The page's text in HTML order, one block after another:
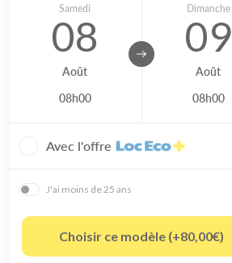
Samedi
08
Août
08h00
Dimanche
09
Août
08h00
Avec l'offre
J'ai moins de 25 ans
Choisir ce modèle (+80,00€)